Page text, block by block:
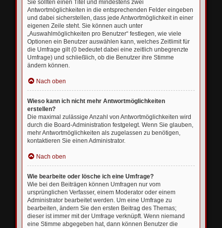
Sie sollten einen Titel und mindestens zwei
Antwortmöglichkeiten in die entsprechenden Felder eingeben
und dabei sicherstellen, dass jede Antwortmöglichkeit in einer
eigenen Zeile steht. Sie können auch unter
„Auswahlmöglichkeiten pro Benutzer“ festlegen, wie viele
Optionen ein Benutzer auswählen kann, welches Zeitlimit für
die Umfrage gilt (0 bedeutet dabei eine zeitlich unbegrenzte
Umfrage) und schließlich, ob die Benutzer ihre Stimme
ändern können.
Nach oben
Wieso kann ich nicht mehr Antwortmöglichkeiten
erstellen?
Die maximal zulässige Anzahl von Antwortmöglichkeiten wird
durch die Board-Administration festgelegt. Wenn Sie glauben,
mehr Antwortmöglichkeiten als zugelassen zu benötigen,
kontaktieren Sie einen Administrator.
Nach oben
Wie bearbeite oder lösche ich eine Umfrage?
Wie bei den Beiträgen können Umfragen nur vom
ursprünglichen Verfasser, einem Moderator oder einem
Administrator bearbeitet werden. Um eine Umfrage zu
bearbeiten, ändern Sie den ersten Beitrag des Themas;
dieser ist immer mit der Umfrage verknüpft. Wenn niemand
eine Stimme abgegeben hat, dann können Benutzer die